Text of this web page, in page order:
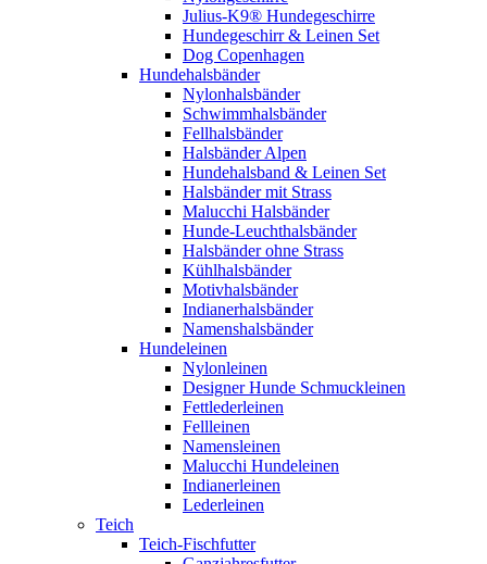
Julius-K9® Hundegeschirre
Hundegeschirr & Leinen Set
Dog Copenhagen
Hundehalsbänder
Nylonhalsbänder
Schwimmhalsbänder
Fellhalsbänder
Halsbänder Alpen
Hundehalsband & Leinen Set
Halsbänder mit Strass
Malucchi Halsbänder
Hunde-Leuchthalsbänder
Halsbänder ohne Strass
Kühlhalsbänder
Motivhalsbänder
Indianerhalsbänder
Namenshalsbänder
Hundeleinen
Nylonleinen
Designer Hunde Schmuckleinen
Fettlederleinen
Fellleinen
Namensleinen
Malucchi Hundeleinen
Indianerleinen
Lederleinen
Teich
Teich-Fischfutter